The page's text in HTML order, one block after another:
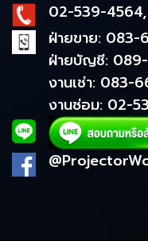
02-539-
ฝ่ายขาย:
ฝ่ายบัญชี:
งานเช่า: 083-
งานซ่อม: 02-